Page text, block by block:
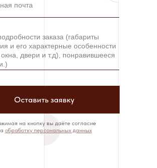
Оставить заявку
на кнопку вы даёте согласие
обработку персональных данных